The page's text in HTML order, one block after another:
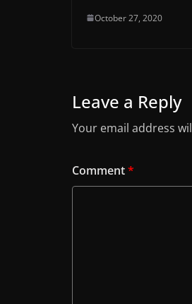
October 27, 2020
Leave a Reply
Your email address
Comment*